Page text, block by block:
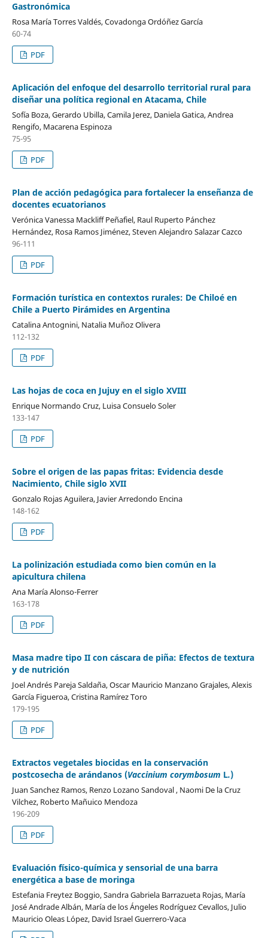
Gastronómica
Rosa María Torres Valdés, Covadonga Ordóñez García
60-74
PDF
Aplicación del enfoque del desarrollo territorial rural para
diseñar una política regional en Atacama, Chile
Sofía Boza, Gerardo Ubilla, Camila Jerez, Daniela Gatica, Andrea
Rengifo, Macarena Espinoza
75-95
PDF
Plan de acción pedagógica para fortalecer la enseñanza de
docentes ecuatorianos
Verónica Vanessa Mackliff Peñafiel, Raul Ruperto Pánchez
Hernández, Rosa Ramos Jiménez, Steven Alejandro Salazar Cazco
96-111
PDF
Formación turística en contextos rurales: De Chiloé en
Chile a Puerto Pirámides en Argentina
Catalina Antognini, Natalia Muñoz Olivera
112-132
PDF
Las hojas de coca en Jujuy en el siglo XVIII
Enrique Normando Cruz, Luisa Consuelo Soler
133-147
PDF
Sobre el origen de las papas fritas: Evidencia desde
Nacimiento, Chile siglo XVII
Gonzalo Rojas Aguilera, Javier Arredondo Encina
148-162
PDF
La polinización estudiada como bien común en la
apicultura chilena
Ana María Alonso-Ferrer
163-178
PDF
Masa madre tipo II con cáscara de piña: Efectos de textura
y de nutrición
Joel Andrés Pareja Saldaña, Oscar Mauricio Manzano Grajales, Alexis
García Figueroa, Cristina Ramírez Toro
179-195
PDF
Extractos vegetales biocidas en la conservación
postcosecha de arándanos (Vaccinium corymbosum L.)
Juan Sanchez Ramos, Renzo Lozano Sandoval , Naomi De la Cruz
Vilchez, Roberto Mañuico Mendoza
196-209
PDF
Evaluación físico-química y sensorial de una barra
energética a base de moringa
Estefania Freytez Boggio, Sandra Gabriela Barrazueta Rojas, María
José Andrade Albán, María de los Ángeles Rodríguez Cevallos, Julio
Mauricio Oleas López, David Israel Guerrero-Vaca